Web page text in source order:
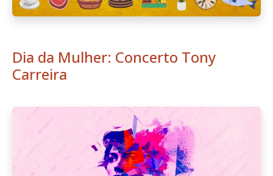
Dia da Mulher: Concerto Tony
Carreira